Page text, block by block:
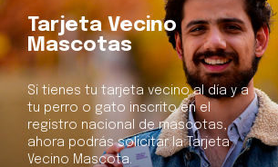
Tarjeta Vecino
Mascotas
Si tienes tu tarjeta vecino al día y a
tu perro o gato inscrito en el
registro nacional de mascotas,
ahora podrás solicitar la Tarjeta
Vecino Mascota.